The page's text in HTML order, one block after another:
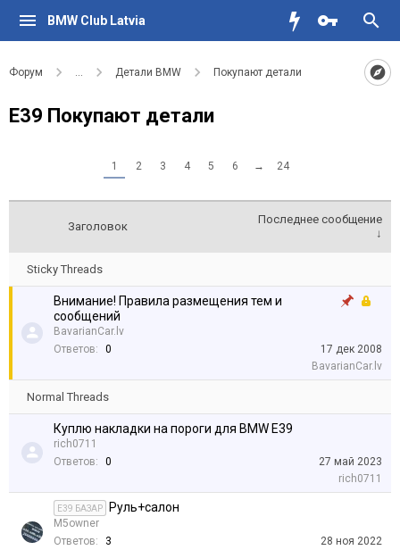
BMW Club Latvia
Форум ... Детали BMW Покупают детали
Е39 Покупают детали
1 2 3 4 5 6 → 24
Заголовок
Последнее сообщение
↓
Sticky Threads
Внимание! Правила размещения тем и
сообщений
BavarianCar.lv
Ответов:
0
17 дек 2008
BavarianCar.lv
Normal Threads
Куплю накладки на пороги для BMW E39
rich0711
Ответов:
0
27 май 2023
rich0711
E39 БАЗАР Руль+салон
M5owner
Ответов:
3
28 ноя 2022